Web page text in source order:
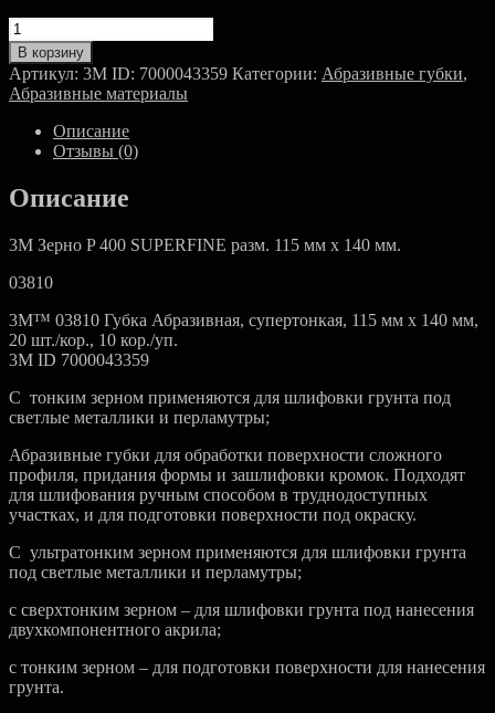
Количество
товара
3M
Зерно
SUPERFINE
Р400
разм.
115х140
В корзину
Артикул: 3M ID: 7000043359 Категории: Абразивные губки,
Абразивные материалы
Описание
Отзывы (0)
Описание
3M Зерно P 400 SUPERFINE разм. 115 мм x 140 мм.
03810
3M™ 03810 Губка Абразивная, супертонкая, 115 мм х 140 мм,
20 шт./кор., 10 кор./уп.
3M ID 7000043359
С тонким зерном применяются для шлифовки грунта под
светлые металлики и перламутры;
Абразивные губки для обработки поверхности сложного
профиля, придания формы и зашлифовки кромок. Подходят
для шлифования ручным способом в труднодоступных
участках, и для подготовки поверхности под окраску.
С ультратонким зерном применяются для шлифовки грунта
под светлые металлики и перламутры;
с сверхтонким зерном – для шлифовки грунта под нанесения
двухкомпонентного акрила;
с тонким зерном – для подготовки поверхности для нанесения
грунта.